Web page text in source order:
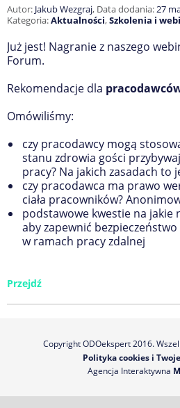
Autor: Jakub Wezgraj, Data dodania:27
Kategoria:Aktualności,Szkolenia i
Już jest! Nagranie z naszego
Forum.
Rekomendacje dla
Omówiliśmy:
czy pracodawcy mogą
stanu zdrowia gości
pracy? Na jakich zasadach to
czy pracodawca ma prawo
ciała pracowników?
podstawowe kwestie na jakie
aby zapewnić bezpiecz
w ramach pracy zdalnej
Przejdź
Copyright ODOekspert 2016.
Polityka cookies i
Agencja Interaktywna